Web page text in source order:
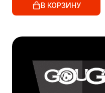
В КОРЗИНУ